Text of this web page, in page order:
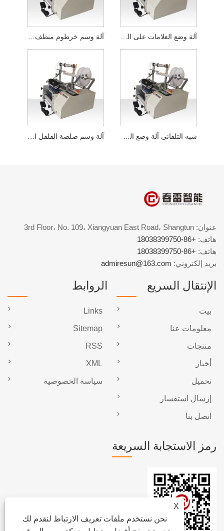
آلة وضع العلامات على الزجاجات المسطحة السائلة شبه الأوتوماتيكية
شبه التلقائي آلة وضع العلامات على زجاجة مسحوق مجفف بالتجميد
X
نحن نستخدم ملفات تعريف الارتباط لنقدم لك
عنوان: 3rd Floor، No. 109، Xiangyuan East Road، Shangtun
هاتف: +86-18038399750
هاتف: +86-18038399750
بريد إلكتروني: admiresun@163.com
الإنتقال السريع
بيت
معلومات عنا
منتجات
أخبار
تحميل
إرسال استفسار
اتصل بنا
الروابط
Links
Sitemap
RSS
XML
سياسة الخصوصية
رمز الاستجابة السريعة